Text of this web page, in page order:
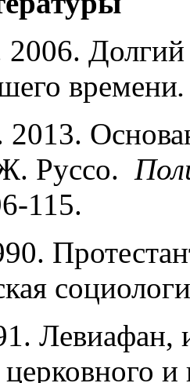
Долгий
времени.
Руссо.
115.
Левиафан,
церковного